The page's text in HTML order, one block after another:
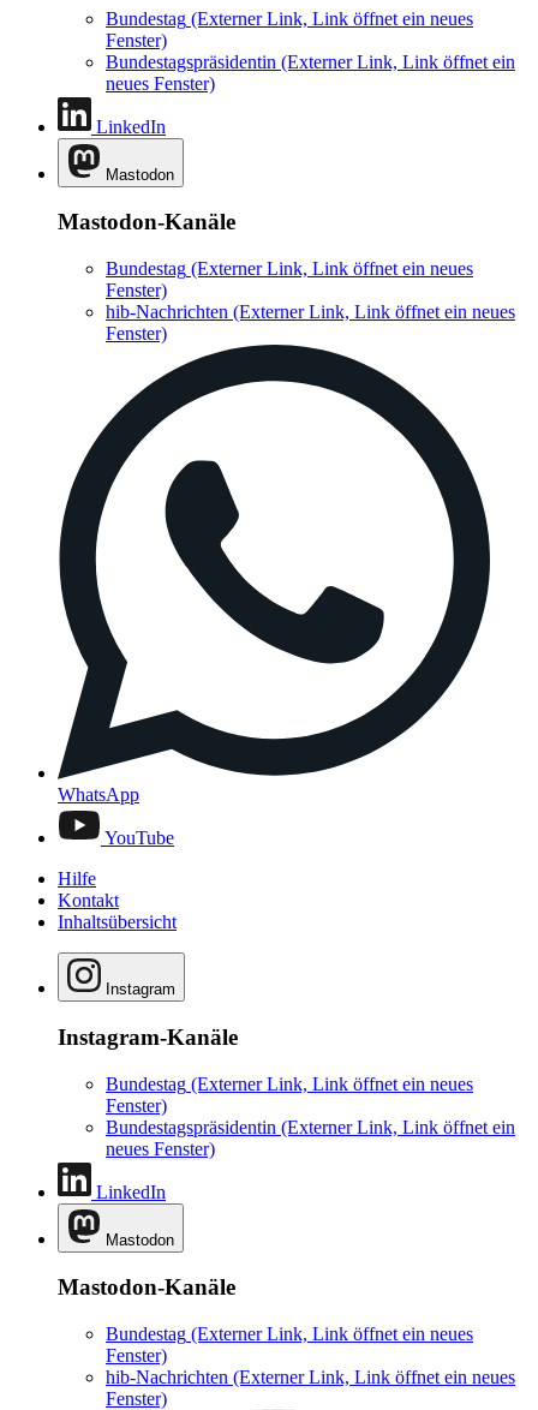
Bundestag (Externer Link, Link öffnet ein neues
Fenster)
Bundestagspräsidentin (Externer Link, Link öffnet ein
neues Fenster)
LinkedIn
Mastodon
Mastodon-Kanäle
Bundestag (Externer Link, Link öffnet ein neues
Fenster)
hib-Nachrichten (Externer Link, Link öffnet ein neues
Fenster)
WhatsApp
YouTube
Hilfe
Kontakt
Inhaltsübersicht
Instagram
Instagram-Kanäle
Bundestag (Externer Link, Link öffnet ein neues
Fenster)
Bundestagspräsidentin (Externer Link, Link öffnet ein
neues Fenster)
LinkedIn
Mastodon
Mastodon-Kanäle
Bundestag (Externer Link, Link öffnet ein neues
Fenster)
hib-Nachrichten (Externer Link, Link öffnet ein neues
Fenster)